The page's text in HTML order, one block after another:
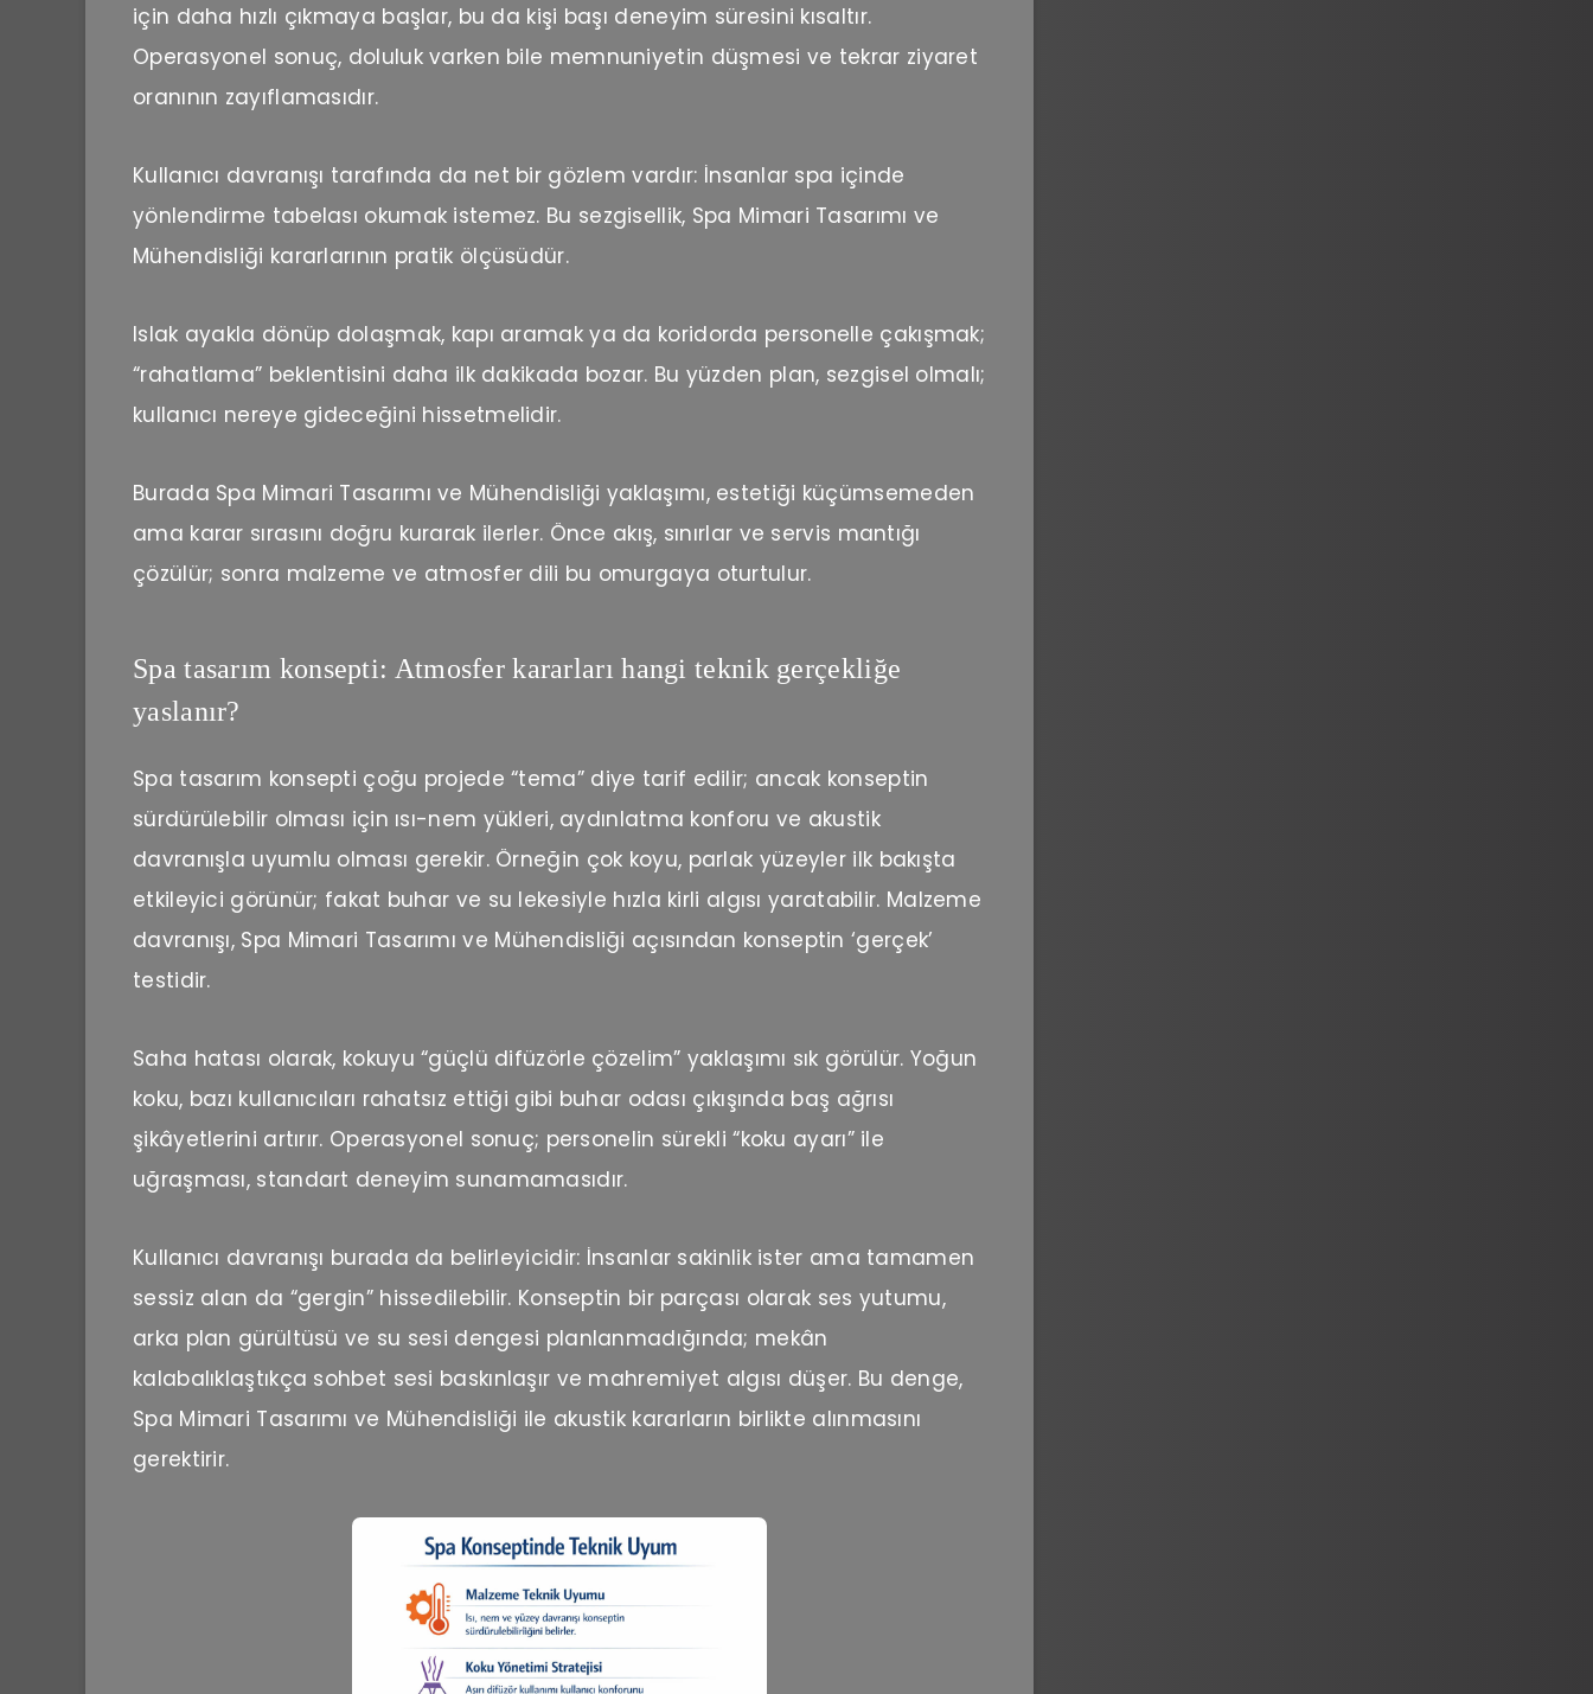
için daha hızlı çıkmaya başlar, bu da kişi başı deneyim süresini kısaltır.
Operasyonel sonuç, doluluk varken bile memnuniyetin düşmesi ve tekrar ziyaret
oranının zayıflamasıdır.
Kullanıcı davranışı tarafında da net bir gözlem vardır: İnsanlar spa içinde
yönlendirme tabelası okumak istemez. Bu sezgisellik, Spa Mimari Tasarımı ve
Mühendisliği kararlarının pratik ölçüsüdür.
Islak ayakla dönüp dolaşmak, kapı aramak ya da koridorda personelle çakışmak;
“rahatlama” beklentisini daha ilk dakikada bozar. Bu yüzden plan, sezgisel olmalı;
kullanıcı nereye gideceğini hissetmelidir.
Burada Spa Mimari Tasarımı ve Mühendisliği yaklaşımı, estetiği küçümsemeden
ama karar sırasını doğru kurarak ilerler. Önce akış, sınırlar ve servis mantığı
çözülür; sonra malzeme ve atmosfer dili bu omurgaya oturtulur.
Spa tasarım konsepti: Atmosfer kararları hangi teknik gerçekliğe
yaslanır?
Spa tasarım konsepti çoğu projede “tema” diye tarif edilir; ancak konseptin
sürdürülebilir olması için ısı-nem yükleri, aydınlatma konforu ve akustik
davranışla uyumlu olması gerekir. Örneğin çok koyu, parlak yüzeyler ilk bakışta
etkileyici görünür; fakat buhar ve su lekesiyle hızla kirli algısı yaratabilir. Malzeme
davranışı, Spa Mimari Tasarımı ve Mühendisliği açısından konseptin ‘gerçek’
testidir.
Saha hatası olarak, kokuyu “güçlü difüzörle çözelim” yaklaşımı sık görülür. Yoğun
koku, bazı kullanıcıları rahatsız ettiği gibi buhar odası çıkışında baş ağrısı
şikâyetlerini artırır. Operasyonel sonuç; personelin sürekli “koku ayarı” ile
uğraşması, standart deneyim sunamamasıdır.
Kullanıcı davranışı burada da belirleyicidir: İnsanlar sakinlik ister ama tamamen
sessiz alan da “gergin” hissedilebilir. Konseptin bir parçası olarak ses yutumu,
arka plan gürültüsü ve su sesi dengesi planlanmadığında; mekân
kalabalıklaştıkça sohbet sesi baskınlaşır ve mahremiyet algısı düşer. Bu denge,
Spa Mimari Tasarımı ve Mühendisliği ile akustik kararların birlikte alınmasını
gerektirir.